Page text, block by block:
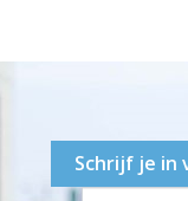
Schrijf je in